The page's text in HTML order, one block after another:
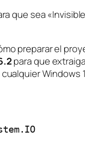
que sea
preparar el
para que
Windows